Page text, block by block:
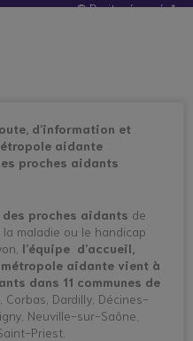
© Droits réservés*
d’information et
aidante
proches aidants
proches aidants de
maladie ou le handicap
l’équipe d’accueil,
aidante vient à
dans 11 communes de
Corbas, Dardilly, Décines-
Neuville-sur-Saône,
Priest.